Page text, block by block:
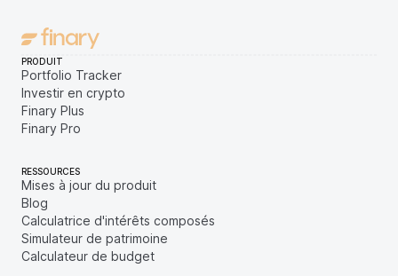
PRODUIT
Portfolio Tracker
Investir en crypto
Finary Plus
Finary Pro
RESSOURCES
Mises à jour du produit
Blog
Calculatrice d'intérêts composés
Simulateur de patrimoine
Calculateur de budget